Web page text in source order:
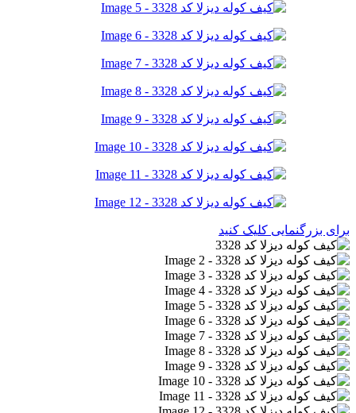
برای بزرگنمایی کلیک کنید